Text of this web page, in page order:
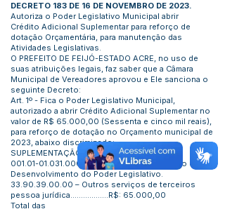
DECRETO 183 DE 16 DE NOVEMBRO DE 2023.
Autoriza o Poder Legislativo Municipal abrir
Crédito Adicional Suplementar para reforço de
dotação Orçamentária, para manutenção das
Atividades Legislativas.
O PREFEITO DE FEIJÓ-ESTADO ACRE, no uso de
suas atribuições legais, faz saber que a Câmara
Municipal de Vereadores aprovou e Ele sanciona o
seguinte Decreto:
Art. 1º - Fica o Poder Legislativo Municipal,
autorizado a abrir Crédito Adicional Suplementar no
valor de R$ 65.000,00 (Sessenta e cinco mil reais),
para reforço de dotação no Orçamento municipal de
2023, abaixo discriminado:
SUPLEMENTAÇÃO:
001.01-01.031.0001 .2001.0000 – Manutenção e
Desenvolvimento do Poder Legislativo.
33.90.39.00.00 – Outros serviços de terceiros
pessoa jurídica..................R$: 65.000,00
Total das